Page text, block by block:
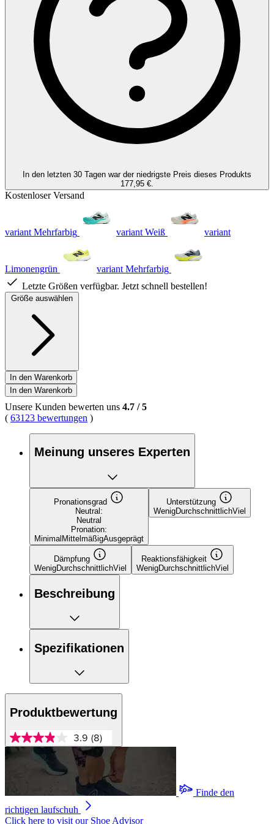
In den letzten 30 Tagen war der niedrigste Preis dieses Produkts
177,95 €.
Kostenloser Versand
variant Mehrfarbig variant Weiß variant
Limonengrün
variant Mehrfarbig
Letzte Größen verfügbar. Jetzt schnell bestellen!
Größe auswählen
In den Warenkorb
In den Warenkorb
Unsere Kunden bewerten uns 4.7 /5
( 63123 bewertungen )
Meinung unseres Experten
Pronationsgrad
Neutral:
Neutral
Pronation:
Minimal MittelmäßigAusgeprägt
Unterstützung
WenigDurchschnittlichViel
Dämpfung
WenigDurchschnittlichViel
Reaktionsfähigkeit
WenigDurchschnittlichViel
Beschreibung
Spezifikationen
Produktbewertung
3.9
von
Sternen,
Durchschnittswert
der
Read
8
3.9 (8)
Finde den
richtigen laufschuh
Click here to visit our Shoe Advisor